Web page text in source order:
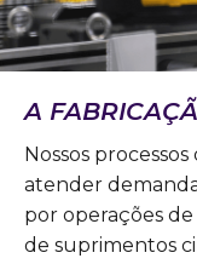
A
Nossos
atender
por operações
de suprimentos